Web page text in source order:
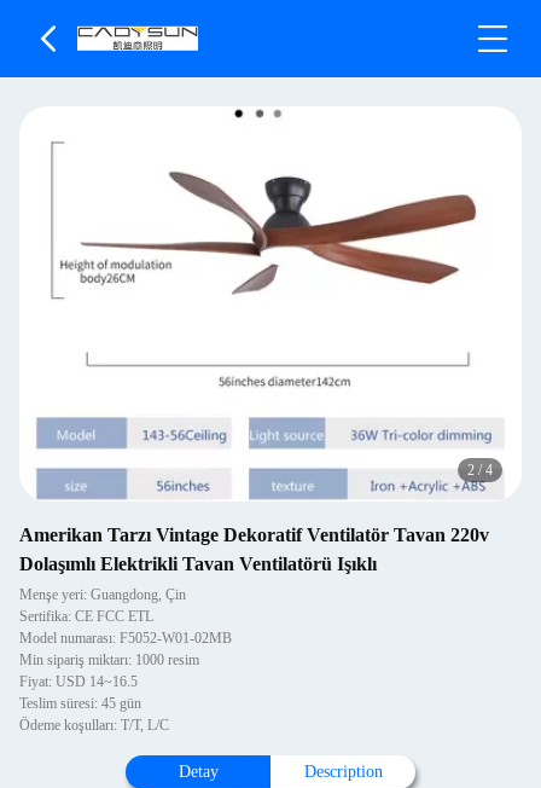
2 /4
Amerikan Tarzı Vintage Dekoratif Ventilatör Tavan 220v
Dolaşımlı Elektrikli Tavan Ventilatörü Işıklı
Menşe yeri: Guangdong, Çin
Sertifika: CE FCC ETL
Model numarası: F5052-W01-02MB
Min sipariş miktarı: 1000 resim
Fiyat: USD 14~16.5
Teslim süresi: 45 gün
Ödeme koşulları: T/T, L/C
Detay Description